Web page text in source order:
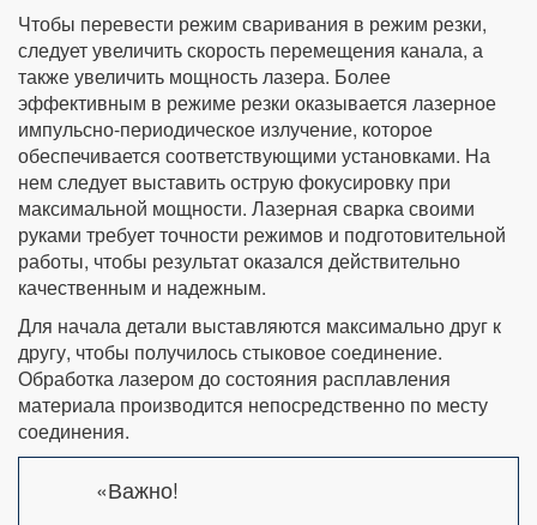
Чтобы перевести режим сваривания в режим резки,
следует увеличить скорость перемещения канала, а
также увеличить мощность лазера. Более
эффективным в режиме резки оказывается лазерное
импульсно-периодическое излучение, которое
обеспечивается соответствующими установками. На
нем следует выставить острую фокусировку при
максимальной мощности. Лазерная сварка своими
руками требует точности режимов и подготовительной
работы, чтобы результат оказался действительно
качественным и надежным.
Для начала детали выставляются максимально друг к
другу, чтобы получилось стыковое соединение.
Обработка лазером до состояния расплавления
материала производится непосредственно по месту
соединения.
«Важно!